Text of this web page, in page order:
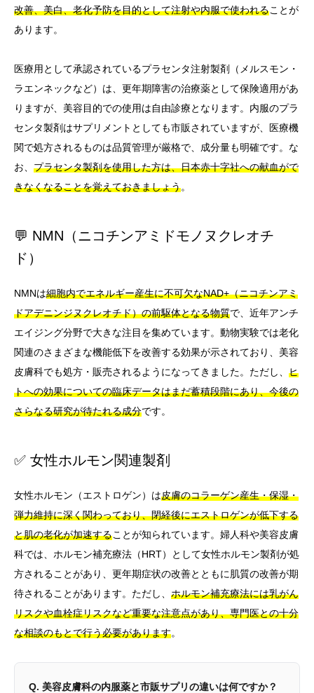
改善、美白、老化予防を目的として注射や内服で使われることが
あります。
医療用として承認されているプラセンタ注射製剤（メルスモン・
ラエンネックなど）は、更年期障害の治療薬として保険適用があ
りますが、美容目的での使用は自由診療となります。内服のプラ
センタ製剤はサプリメントとしても市販されていますが、医療機
関で処方されるものは品質管理が厳格で、成分量も明確です。な
お、 プラセンタ製剤を使用した方は、日本赤十字社への献血がで
きなくなることを覚えておきましょう。
💬 NMN（ニコチンアミドモノヌクレオチ
ド）
NMNは細胞内でエネルギー産生に不可欠なNAD+（ニコチンアミ
ドアデニンジヌクレオチド）の前駆体となる物質で、近年アンチ
エイジング分野で大きな注目を集めています。動物実験では老化
関連のさまざまな機能低下を改善する効果が示されており、美容
皮膚科でも処方・販売されるようになってきました。ただし、 ヒ
トへの効果についての臨床データはまだ蓄積段階にあり、今後の
さらなる研究が待たれる成分です。
✅ 女性ホルモン関連製剤
女性ホルモン（エストロゲン）は皮膚のコラーゲン産生・保湿・
弾力維持に深く関わっており、閉経後にエストロゲンが低下する
と肌の老化が加速することが知られています。婦人科や美容皮膚
科では、ホルモン補充療法（HRT）として女性ホルモン製剤が処
方されることがあり、更年期症状の改善とともに肌質の改善が期
待されることがあります。ただし、 ホルモン補充療法には乳がん
リスクや血栓症リスクなど重要な注意点があり、専門医との十分
な相談のもとで行う必要があります。
Q. 美容皮膚科の内服薬と市販サプリの違いは何ですか？